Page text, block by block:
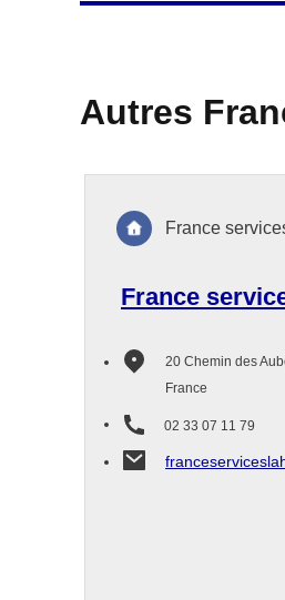
Autres
France
20 Chemin des
France
02 33 07 11 79
France